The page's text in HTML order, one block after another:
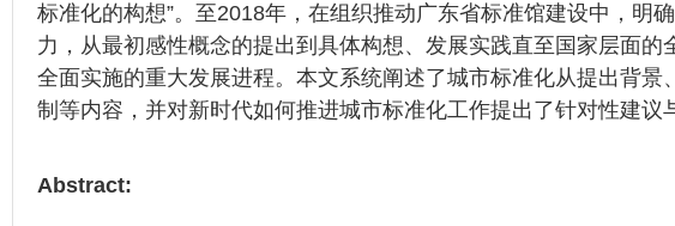
标准化的构想”。至2018年，在组织推动广东省标准馆建设中，明
力，从最初感性概念的提出到具体构想、发展实践直至国家层面
全面实施的重大发展进程。本文系统阐述了城市标准化从提出背
制等内容，并对新时代如何推进城市标准化工作提出了针对性建议
Abstract: